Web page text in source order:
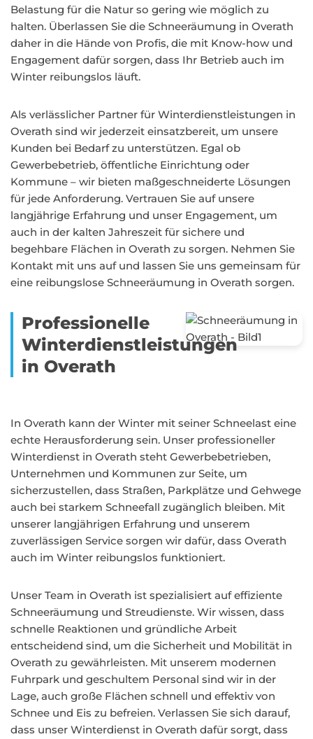
Belastung für die Natur so gering wie möglich zu
halten. Überlassen Sie die Schneeräumung in Overath
daher in die Hände von Profis, die mit Know-how und
Engagement dafür sorgen, dass Ihr Betrieb auch im
Winter reibungslos läuft.
Als verlässlicher Partner für Winterdienstleistungen in
Overath sind wir jederzeit einsatzbereit, um unsere
Kunden bei Bedarf zu unterstützen. Egal ob
Gewerbebetrieb, öffentliche Einrichtung oder
Kommune – wir bieten maßgeschneiderte Lösungen
für jede Anforderung. Vertrauen Sie auf unsere
langjährige Erfahrung und unser Engagement, um
auch in der kalten Jahreszeit für sichere und
begehbare Flächen in Overath zu sorgen. Nehmen Sie
Kontakt mit uns auf und lassen Sie uns gemeinsam für
eine reibungslose Schneeräumung in Overath sorgen.
Professionelle
Winterdienstleistungen
in Overath
In Overath kann der Winter mit seiner Schneelast eine
echte Herausforderung sein. Unser professioneller
Winterdienst in Overath steht Gewerbebetrieben,
Unternehmen und Kommunen zur Seite, um
sicherzustellen, dass Straßen, Parkplätze und Gehwege
auch bei starkem Schneefall zugänglich bleiben. Mit
unserer langjährigen Erfahrung und unserem
zuverlässigen Service sorgen wir dafür, dass Overath
auch im Winter reibungslos funktioniert.
Unser Team in Overath ist spezialisiert auf effiziente
Schneeräumung und Streudienste. Wir wissen, dass
schnelle Reaktionen und gründliche Arbeit
entscheidend sind, um die Sicherheit und Mobilität in
Overath zu gewährleisten. Mit unserem modernen
Fuhrpark und geschultem Personal sind wir in der
Lage, auch große Flächen schnell und effektiv von
Schnee und Eis zu befreien. Verlassen Sie sich darauf,
dass unser Winterdienst in Overath dafür sorgt, dass